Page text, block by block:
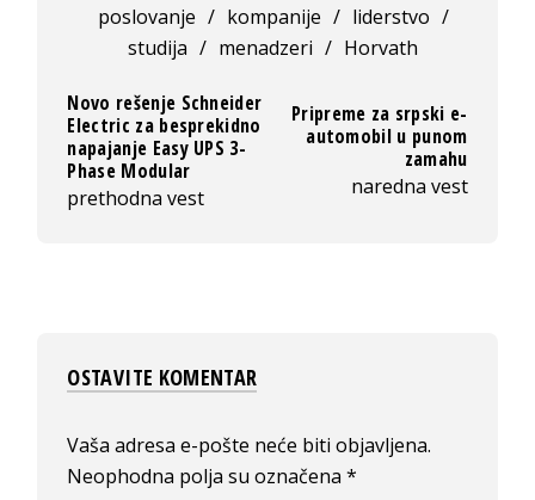
poslovanje / kompanije / liderstvo /
studija / menadzeri / Horvath
Novo rešenje Schneider
Electric za besprekidno
napajanje Easy UPS 3-
Phase Modular
prethodna vest
Pripreme za srpski e-
automobil u punom
zamahu
naredna vest
OSTAVITE KOMENTAR
Vaša adresa e-pošte neće biti objavljena.
Neophodna polja su označena*